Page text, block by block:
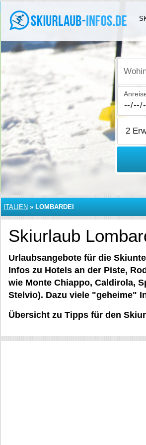
ITALIEN » LOMBARDEI
Skiurlaub
Urlaubsangebote für die
Infos zu Hotels an der Piste,
wie Monte Chiappo, Caldirola,
Stelvio). Dazu viele "geheime"
Übersicht zu Tipps für den